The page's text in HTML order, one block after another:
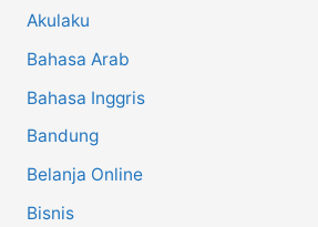
o
:
Akulaku
Bahasa Arab
Bahasa Inggris
Bandung
Belanja Online
Bisnis